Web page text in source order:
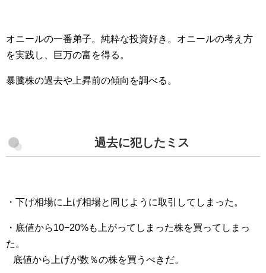
オニールの一番弟子。純粋な投資好き。オニールの考え方
を実践し、巨万の富を得る。
暴騰株の過去や上昇前の傾向を調べる。
過去に犯したミス
・下げ相場に上げ相場と同じように取引してしまった。
・底値から10−20%も上がってしまった株を買ってしまっ
た。
底値から上げが数％の株を買うべきだ。